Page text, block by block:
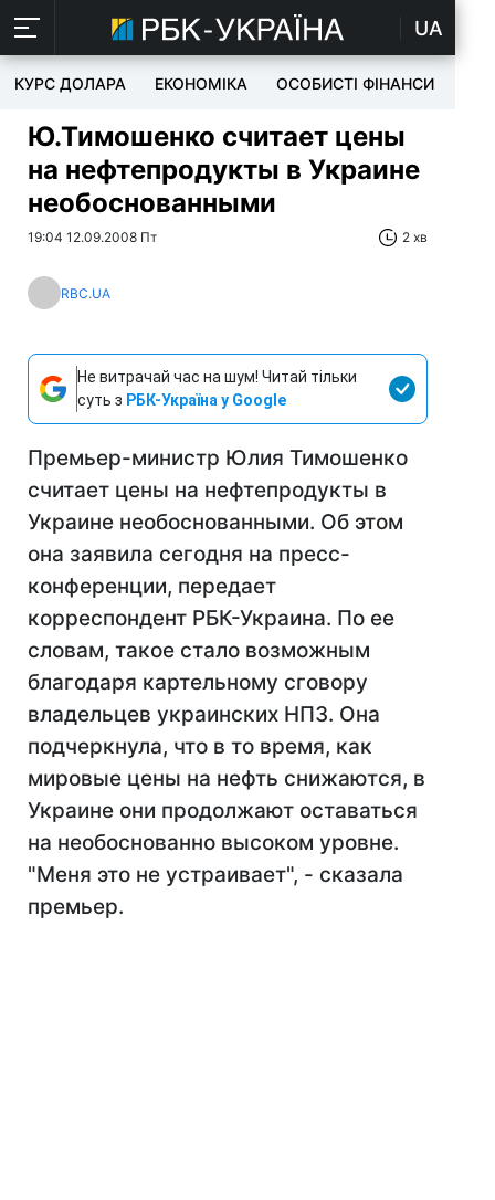
UA
КУРС ДОЛАРА ЕКОНОМІКА ОСОБИСТІ ФІНАНСИ
Ю.Тимошенко считает цены
на нефтепродукты в Украине
необоснованными
19:04 12.09.2008 Пт 2 хв
RBC.UA
Не витрачай час на шум! Читай тільки
суть з РБК-Україна у Google
Премьер-министр Юлия Тимошенко
считает цены на нефтепродукты в
Украине необоснованными. Об этом
она заявила сегодня на пресс-
конференции, передает
корреспондент РБК-Украина. По ее
словам, такое стало возможным
благодаря картельному сговору
владельцев украинских НПЗ. Она
подчеркнула, что в то время, как
мировые цены на нефть снижаются, в
Украине они продолжают оставаться
на необоснованно высоком уровне.
"Меня это не устраивает", - сказала
премьер.